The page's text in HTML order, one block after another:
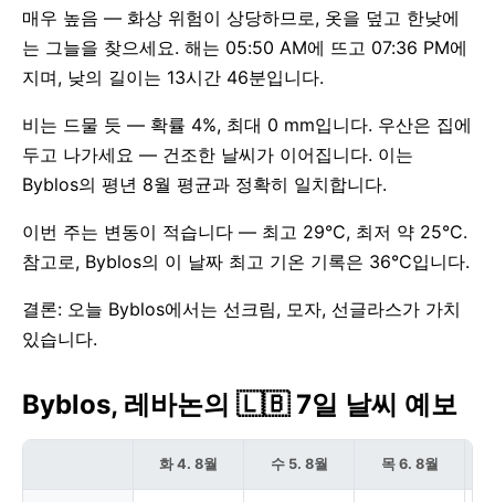
매우 높음 — 화상 위험이 상당하므로, 옷을 덮고 한낮에
는 그늘을 찾으세요. 해는 05:50 AM에 뜨고 07:36 PM에
지며, 낮의 길이는 13시간 46분입니다.
비는 드물 듯 — 확률 4%, 최대 0 mm입니다. 우산은 집에
두고 나가세요 — 건조한 날씨가 이어집니다. 이는
Byblos의 평년 8월 평균과 정확히 일치합니다.
이번 주는 변동이 적습니다 — 최고 29°C, 최저 약 25°C.
참고로, Byblos의 이 날짜 최고 기온 기록은 36°C입니다.
결론: 오늘 Byblos에서는 선크림, 모자, 선글라스가 가치
있습니다.
Byblos, 레바논의 🇱🇧 7일 날씨 예보
화 4. 8월 수 5. 8월 목 6. 8월